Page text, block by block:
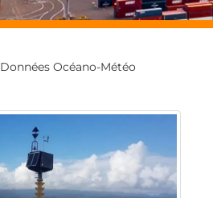
Données Océano-Météo